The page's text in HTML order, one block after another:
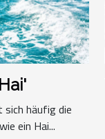
häufig die
ein Hai...